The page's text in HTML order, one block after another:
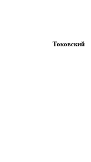
Токовский